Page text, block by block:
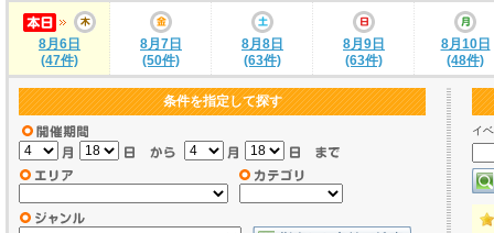
8月6日
(47件)
8月7日
(50件)
8月8日
(63件)
8月9日
(63件)
8月10日
(48件)
条件を指定して探す
イ